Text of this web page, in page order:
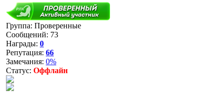
Группа: Проверенные
Сообщений: 73
Награды: 0
Репутация: 66
Замечания: 0%
Статус: Оффлайн